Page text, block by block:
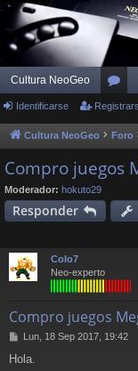
Cultura NeoGeo
or
os
Identificarse
Cultura NeoGeo Foro
Compro juegos
Moderador: hokuto29
Responder
Colo7
Neo-experto
Compro juegos
M
n
Lun, 18 Sep 2017, 19:42
Hola.